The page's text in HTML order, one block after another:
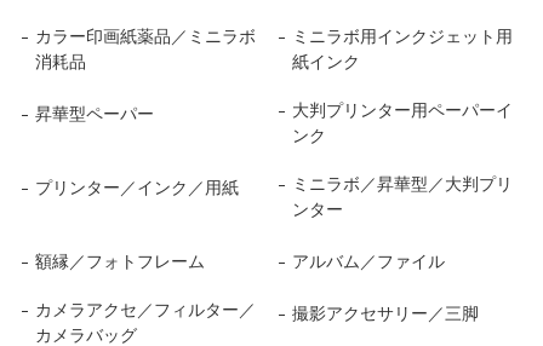
カラー印画紙薬品／ミニラボ
消耗品
ミニラボ用インクジェット用
紙インク
昇華型ペーパー
大判プリンター用ペーパーイ
ンク
プリンター／インク／用紙
ミニラボ／昇華型／大判プリ
ンター
額縁／フォトフレーム アルバム／ファイル
カメラアクセ／フィルター／
カメラバッグ
撮影アクセサリー／三脚